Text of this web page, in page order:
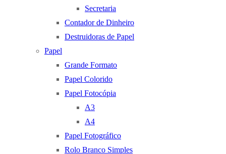
Secretaria
Contador de Dinheiro
Destruidoras de Papel
Papel
Grande Formato
Papel Colorido
Papel Fotocópia
A3
A4
Papel Fotográfico
Rolo Branco Simples